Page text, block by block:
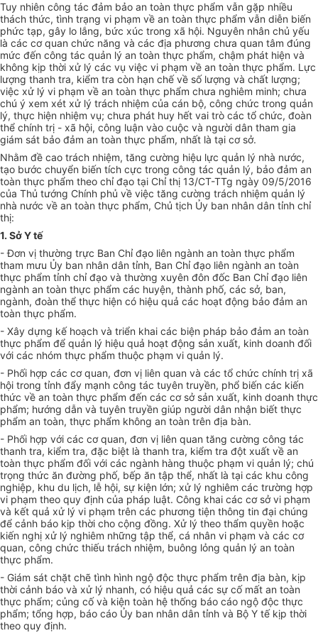
Tuy nhiên công tác đảm bảo an toàn thực phẩm vẫn gặp nhiều
thách thức, tình trạng vi phạm về an toàn thực phẩm vẫn diễn biến
phức tạp, gây lo lắng, bức xúc trong xã hội. Nguyên nhân chủ yếu
là các cơ quan chức năng và các địa phương chưa quan tâm đúng
mức đến công tác quản lý an toàn thực phẩm, chậm phát hiện và
không kịp thời xử lý các vụ việc vi phạm về an toàn thực phẩm. Lực
lượng thanh tra, kiểm tra còn hạn chế về số lượng và chất lượng;
việc xử lý vi phạm về an toàn thực phẩm chưa nghiêm minh; chưa
chú ý xem xét xử lý trách nhiệm của cán bộ, công chức trong quản
lý, thực hiện nhiệm vụ; chưa phát huy hết vai trò các tổ chức, đoàn
thể chính trị - xã hội, công luận vào cuộc và người dân tham gia
giám sát bảo đảm an toàn thực phẩm, nhất là tại cơ sở.
Nhằm đề cao trách nhiệm, tăng cường hiệu lực quản lý nhà nước,
tạo bước chuyển biến tích cực trong công tác quản lý, bảo đảm an
toàn thực phẩm theo chỉ đạo tại Chỉ thị 13/CT-TTg ngày 09/5/2016
của Thủ tướng Chính phủ về việc tăng cường trách nhiệm quản lý
nhà nước về an toàn thực phẩm, Chủ tịch Ủy ban nhân dân tỉnh chỉ
thị:
1. Sở Y tế
- Đơn vị thường trực Ban Chỉ đạo liên ngành an toàn thực phẩm
tham mưu Ủy ban nhân dân tỉnh, Ban Chỉ đạo liên ngành an toàn
thực phẩm tỉnh chỉ đạo và thường xuyên đôn đốc Ban Chỉ đạo liên
ngành an toàn thực phẩm các huyện, thành phố, các sở, ban,
ngành, đoàn thể thực hiện có hiệu quả các hoạt động bảo đảm an
toàn thực phẩm.
- Xây dựng kế hoạch và triển khai các biện pháp bảo đảm an toàn
thực phẩm để quản lý hiệu quả hoạt động sản xuất, kinh doanh đối
với các nhóm thực phẩm thuộc phạm vi quản lý.
- Phối hợp các cơ quan, đơn vị liên quan và các tổ chức chính trị xã
hội trong tỉnh đẩy mạnh công tác tuyên truyền, phổ biến các kiến
thức về an toàn thực phẩm đến các cơ sở sản xuất, kinh doanh thực
phẩm; hướng dẫn và tuyên truyền giúp người dân nhận biết thực
phẩm an toàn, thực phẩm không an toàn trên địa bàn.
- Phối hợp với các cơ quan, đơn vị liên quan tăng cường công tác
thanh tra, kiểm tra, đặc biệt là thanh tra, kiểm tra đột xuất về an
toàn thực phẩm đối với các ngành hàng thuộc phạm vi quản lý; chú
trọng thức ăn đường phố, bếp ăn tập thể, nhất là tại các khu công
nghiệp, khu du lịch, lễ hội, sự kiện lớn; xử lý nghiêm các trường hợp
vi phạm theo quy định của pháp luật. Công khai các cơ sở vi phạm
và kết quả xử lý vi phạm trên các phương tiện thông tin đại chúng
để cảnh báo kịp thời cho cộng đồng. Xử lý theo thẩm quyền hoặc
kiến nghị xử lý nghiêm những tập thể, cá nhân vi phạm và các cơ
quan, công chức thiếu trách nhiệm, buông lỏng quản lý an toàn
thực phẩm.
- Giám sát chặt chẽ tình hình ngộ độc thực phẩm trên địa bàn, kịp
thời cảnh báo và xử lý nhanh, có hiệu quả các sự cố mất an toàn
thực phẩm; củng cố và kiện toàn hệ thống báo cáo ngộ độc thực
phẩm; tổng hợp, báo cáo Ủy ban nhân dân tỉnh và Bộ Y tế kịp thời
theo quy định.